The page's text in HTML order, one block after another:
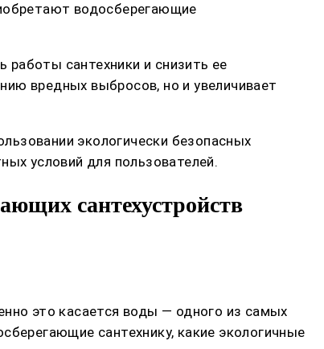
водосберегающие
сантехники и снизить ее
вредных выбросов, но и увеличивает
экологически безопасных
условий для пользователей.
сантехустройств
это касается воды — одного из самых
сантехнику, какие экологичные